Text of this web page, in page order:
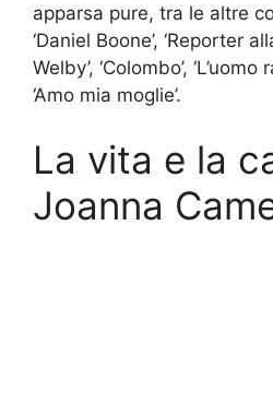
apparsa pure, tra le altre
‘Daniel Boone’, ‘Reporter
Welby’, ‘Colombo’,
‘Amo mia moglie’.
La vita e la
Joanna